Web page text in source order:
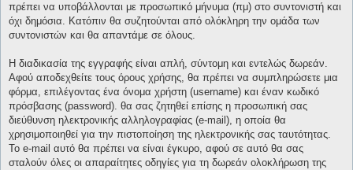
πρέπει να υποβάλλονται με προσωπικό μήνυμα (πμ) στο συντονιστή και
όχι δημόσια. Κατόπιν θα συζητούνται από ολόκληρη την ομάδα των
συντονιστών και θα απαντάμε σε όλους.
Η διαδικασία της εγγραφής είναι απλή, σύντομη και εντελώς δωρεάν.
Αφού αποδεχθείτε τους όρους χρήσης, θα πρέπει να συμπληρώσετε μια
φόρμα, επιλέγοντας ένα όνομα χρήστη (username) και έναν κωδικό
πρόσβασης (password). θα σας ζητηθεί επίσης η προσωπική σας
διεύθυνση ηλεκτρονικής αλληλογραφίας (e-mail), η οποία θα
χρησιμοποιηθεί για την πιστοποίηση της ηλεκτρονικής σας ταυτότητας.
Το e-mail αυτό θα πρέπει να είναι έγκυρο, αφού σε αυτό θα σας
σταλούν όλες οι απαραίτητες οδηγίες για τη δωρεάν ολοκλήρωση της